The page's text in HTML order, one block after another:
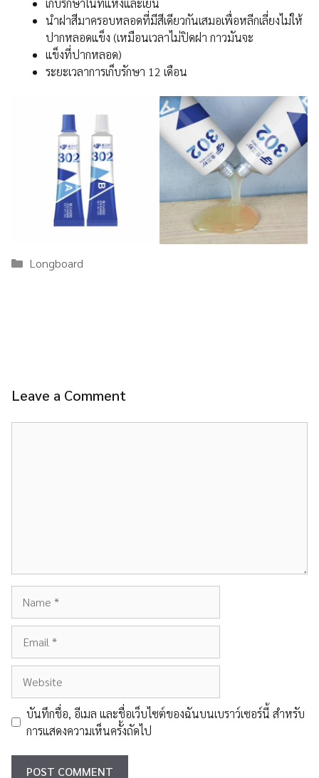
นำฝาสีมาครอบหลอดที่มีสีเดียวกันเสมอเพื่อหลีกเลี่ยงไม่ให้
ปากหลอดแข็ง (เหมือนเวลาไม่ปิดฝา กาวมันจะ
แข็งที่ปากหลอด)
ระยะเวลาการเก็บรักษา 12 เดือน
Categories
Longboard
Leave a Comment
บันทึกชื่อ, อีเมล และชื่อเว็บไซต์ของฉันบนเบราว์เซอร์นี้ สำหรับ
การแสดงความเห็นครั้งถัดไป